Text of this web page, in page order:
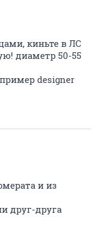
киньте в ЛС
диаметр 50-55
designer
и из
друг-друга